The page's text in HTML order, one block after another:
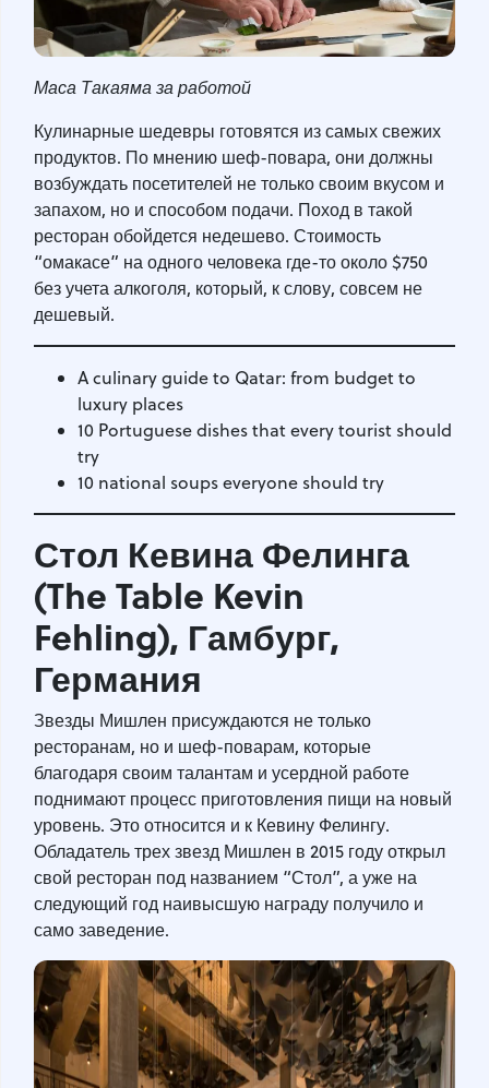
Маса Такаяма за работой
Кулинарные шедевры готовятся из самых свежих
продуктов. По мнению шеф-повара, они должны
возбуждать посетителей не только своим вкусом и
запахом, но и способом подачи. Поход в такой
ресторан обойдется недешево. Стоимость
“омакасе” на одного человека где-то около $750
без учета алкоголя, который, к слову, совсем не
дешевый.
A culinary guide to Qatar: from budget to
luxury places
10 Portuguese dishes that every tourist should
try
10 national soups everyone should try
Стол Кевина Фелинга
(The Table Kevin
Fehling), Гамбург,
Германия
Звезды Мишлен присуждаются не только
ресторанам, но и шеф-поварам, которые
благодаря своим талантам и усердной работе
поднимают процесс приготовления пищи на новый
уровень. Это относится и к Кевину Фелингу.
Обладатель трех звезд Мишлен в 2015 году открыл
свой ресторан под названием “Стол”, а уже на
следующий год наивысшую награду получило и
само заведение.